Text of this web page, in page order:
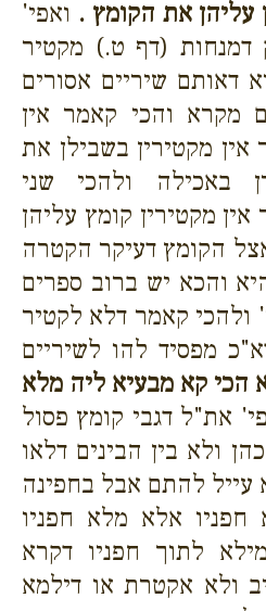
עליהן את הקומץ . ואפי'
דמנחות (דף ט.) מקטיר
דאותם שיריים אסורים
מקרא והכי קאמר אין
אין מקטירין בשבילן את
באכילה ולהכי שני
מקטירין קומץ עליהן
הקומץ דעיקר הקטרה
והכא יש ברוב ספרים
ולהכי קאמר דלא לקטיר
מפסיד להו לשיריים
הכי קא מבעיא ליה מלא
פי' את"ל דגבי קומץ פסול
ולא בין הבינים דלאו
עייל להתם אבל בחפינה
אלא מלא חפניו
לתוך חפניו דקרא
ולא אקטרת או דילמא